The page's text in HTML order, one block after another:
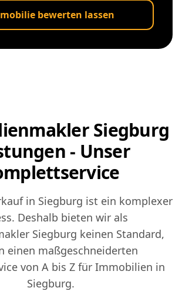
bewerten lassen
Siegburg
- Unser
in Siegburg ist ein komplexer
Deshalb bieten wir als
Siegburg keinen Standard,
einen maßgeschneiderten
von A bis Z für Immobilien in
Siegburg.